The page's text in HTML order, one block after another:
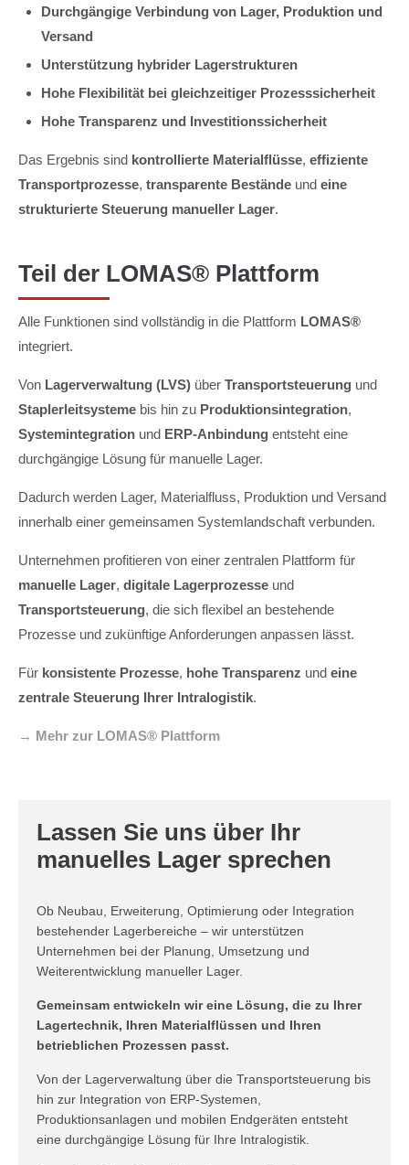
Durchgängige Verbindung von Lager, Produktion und
Versand
Unterstützung hybrider Lagerstrukturen
Hohe Flexibilität bei gleichzeitiger Prozesssicherheit
Hohe Transparenz und Investitionssicherheit
Das Ergebnis sind kontrollierte Materialflüsse, effiziente
Transportprozesse, transparente Bestände und eine
strukturierte Steuerung manueller Lager.
Teil der LOMAS® Plattform
Alle Funktionen sind vollständig in die Plattform LOMAS®
integriert.
Von Lagerverwaltung (LVS) über Transportsteuerung und
Staplerleitsysteme bis hin zu Produktionsintegration,
Systemintegration und ERP-Anbindung entsteht eine
durchgängige Lösung für manuelle Lager.
Dadurch werden Lager, Materialfluss, Produktion und Versand
innerhalb einer gemeinsamen Systemlandschaft verbunden.
Unternehmen profitieren von einer zentralen Plattform für
manuelle Lager, digitale Lagerprozesse und
Transportsteuerung, die sich flexibel an bestehende
Prozesse und zukünftige Anforderungen anpassen lässt.
Für konsistente Prozesse, hohe Transparenz und eine
zentrale Steuerung Ihrer Intralogistik.
→ Mehr zur LOMAS® Plattform
Lassen Sie uns über Ihr
manuelles Lager sprechen
Ob Neubau, Erweiterung, Optimierung oder Integration
bestehender Lagerbereiche – wir unterstützen
Unternehmen bei der Planung, Umsetzung und
Weiterentwicklung manueller Lager.
Gemeinsam entwickeln wir eine Lösung, die zu Ihrer
Lagertechnik, Ihren Materialflüssen und Ihren
betrieblichen Prozessen passt.
Von der Lagerverwaltung über die Transportsteuerung bis
hin zur Integration von ERP-Systemen,
Produktionsanlagen und mobilen Endgeräten entsteht
eine durchgängige Lösung für Ihre Intralogistik.